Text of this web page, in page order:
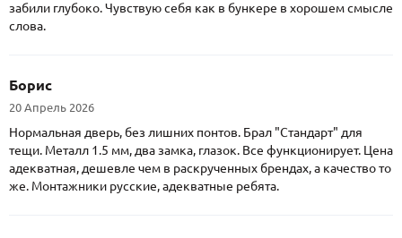
забили глубоко. Чувствую себя как в бункере в хорошем смысле
слова.
Борис
20 Апрель 2026
Нормальная дверь, без лишних понтов. Брал "Стандарт" для
тещи. Металл 1.5 мм, два замка, глазок. Все функционирует. Цена
адекватная, дешевле чем в раскрученных брендах, а качество то
же. Монтажники русские, адекватные ребята.